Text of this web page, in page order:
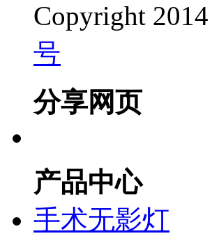
Copyright
号
分享网页
产品中心
手术无影灯